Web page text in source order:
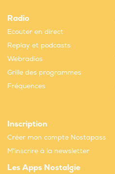
Radio
Ecouter en direct
Replay et podcasts
Webradios
Grille des programmes
Fréquences
Inscription
Créer mon compte Nostapass
M'inscrire à la newsletter
Les Apps Nostalgie